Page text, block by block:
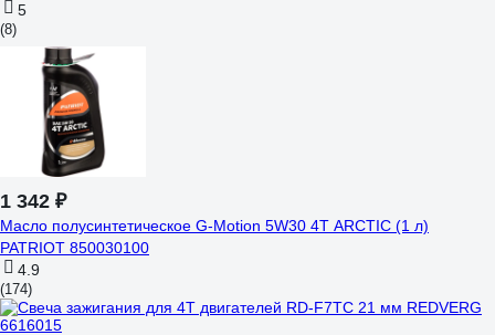
5
(8)
1 342 ₽
Масло полусинтетическое G-Motion 5W30 4Т ARCTIC (1 л)
PATRIOT 850030100
4.9
(174)